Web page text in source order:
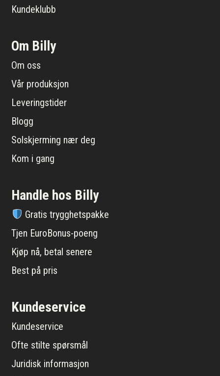
Kundeklubb
Om Billy
Om oss
Vår produksjon
Leveringstider
Blogg
Solskjerming nær deg
Kom i gang
Handle hos Billy
Gratis trygghetspakke
Tjen EuroBonus-poeng
Kjøp nå, betal senere
Best på pris
Kundeservice
Kundeservice
Ofte stilte spørsmål
Juridisk informasjon